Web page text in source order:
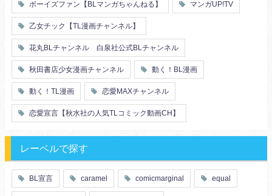
ボーイズファン【BLマンガちゃんねる】 マンガUP!TV
乙女チック【TL漫画チャンネル】
花丸BLチャンネル 白泉社公式BLチャンネル
秋田書店少女漫画チャンネル 動く！BL漫画
動く！TL漫画 恋愛MAXチャンネル
恋愛宣言【秋水社の人気TLコミック動画CH】
レーベルで探す
BL宣言 caramel comicmarginal equal